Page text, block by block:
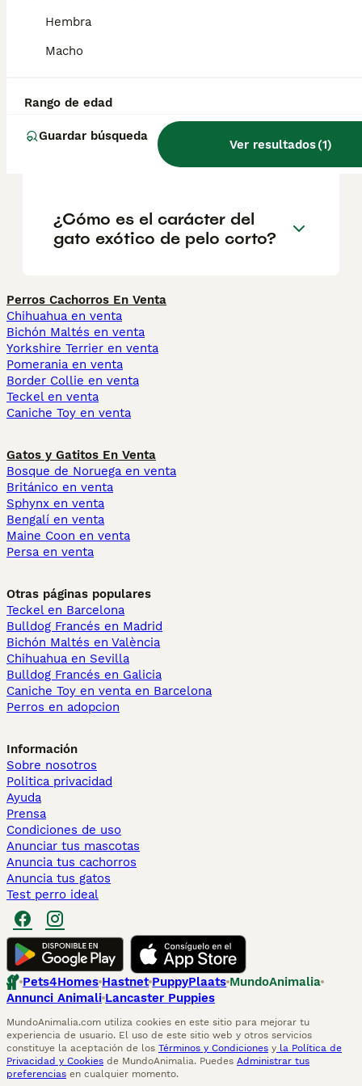
Hembra
Macho
Rango de edad
Guardar búsqueda
Ver resultados(1)
¿Cuánto cuesta un gatito
¿Qué raza es el gato exótico
de pelo corto?
¿Cómo es el carácter del
gato exótico de pelo corto?
Perros Cachorros En Venta
Chihuahua en venta
Bichón Maltés en venta
Yorkshire Terrier en venta
Pomerania en venta
Border Collie en venta
Teckel en venta
Caniche Toy en venta
Gatos y Gatitos En Venta
Bosque de Noruega en venta
Británico en venta
Sphynx en venta
Bengalí en venta
Maine Coon en venta
Persa en venta
Otras páginas populares
Teckel en Barcelona
Bulldog Francés en Madrid
Bichón Maltés en València
Chihuahua en Sevilla
Bulldog Francés en Galicia
Caniche Toy en venta en Barcelona
Perros en adopcion
Información
Sobre nosotros
Politica privacidad
Ayuda
Prensa
Condiciones de uso
Anunciar tus mascotas
Anuncia tus cachorros
Anuncia tus gatos
Test perro ideal
Pets4Homes Hastnet PuppyPlaats MundoAnimalia
Annunci Animali Lancaster Puppies
MundoAnimalia.com utiliza cookies en este sitio para mejorar tu
experiencia de usuario. El uso de este sitio web y otros servicios
constituye la aceptación de los Términos y Condiciones y la Política de
Privacidad y Cookies de MundoAnimalia. Puedes Administrar tus
preferencias en cualquier momento.